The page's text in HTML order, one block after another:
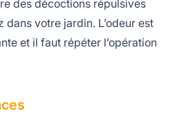
des décoctions répulsives
votre jardin. L’odeur est
et il faut répéter l’opération